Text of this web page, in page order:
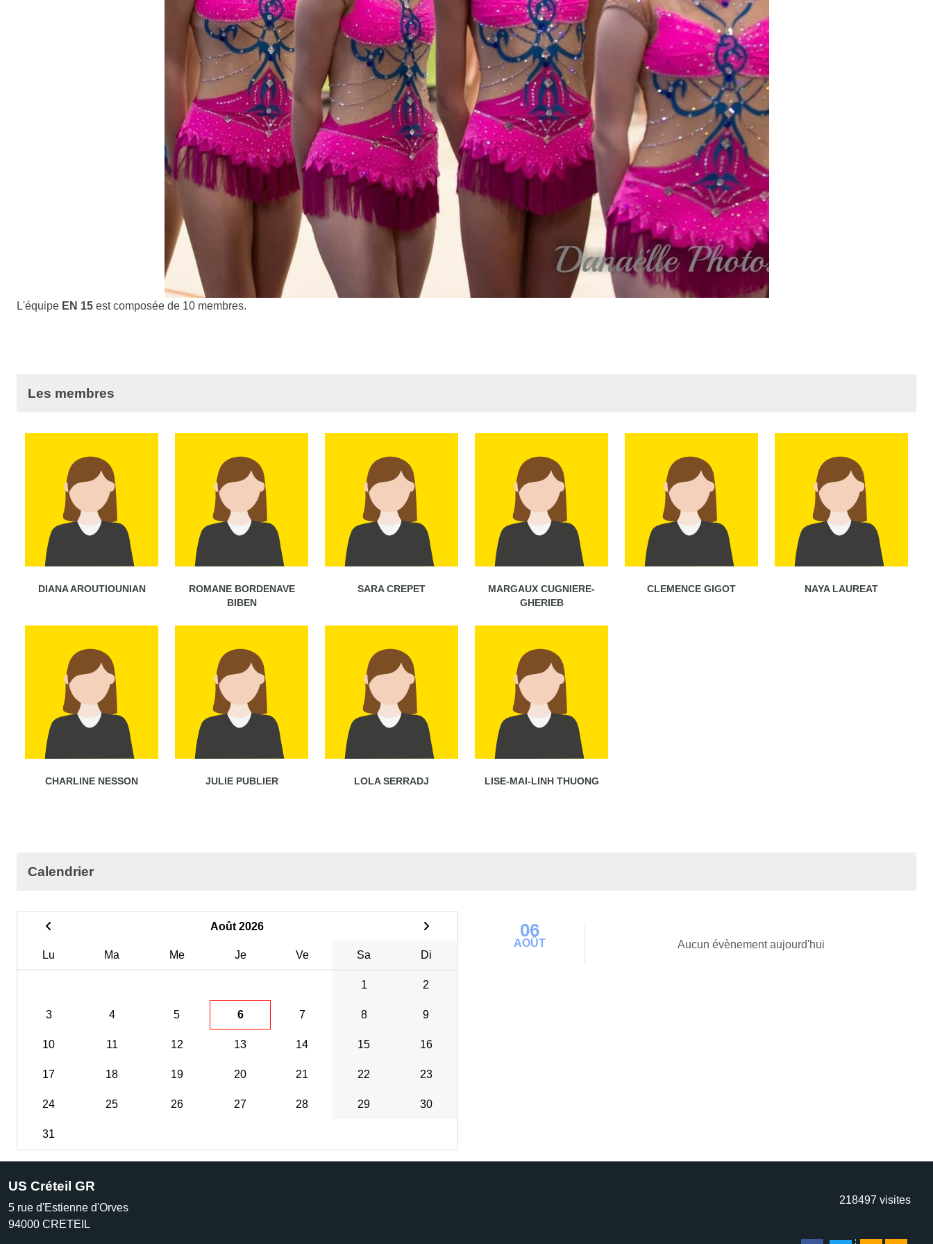
L'équipe EN 15 est composée de 10 membres.
Les membres
DIANA AROUTIOUNIAN
ROMANE BORDENAVE
BIBEN
SARA CREPET
MARGAUX CUGNIERE-
GHERIEB
CLEMENCE GIGOT NAYA LAUREAT
CHARLINE NESSON JULIE PUBLIER LOLA SERRADJ LISE-MAI-LINH THUONG
Calendrier
Août 2026
Lu Ma Me Je Ve Sa Di
1 2
3 4 5 6 7 8 9
10 11 12 13 14 15 16
17 18 19 20 21 22 23
24 25 26 27 28 29 30
31
06
AOÛT Aucun évènement aujourd'hui
US Créteil GR
5 rue d'Estienne d'Orves
94000 CRETEIL
218497 visites